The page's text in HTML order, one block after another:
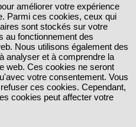
améliorer votre expérience
Parmi ces cookies, ceux qui
sont stockés sur votre
au fonctionnement des
Nous utilisons également des
analyser et à comprendre la
web. Ces cookies ne seront
votre consentement. Vous
ces cookies. Cependant,
cookies peut affecter votre